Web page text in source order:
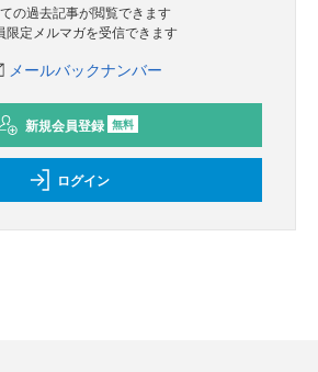
ての過去記事が閲覧できます
限定メルマガを受信できます
メールバックナンバー
新規会員登録 無料
ログイン